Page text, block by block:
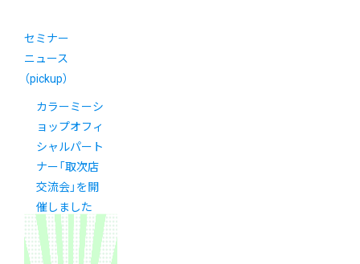
セミナー
ニュース
（pickup）
カラーミーシ
ョップオフィ
シャルパート
ナー「取次店
交流会」を開
催しました